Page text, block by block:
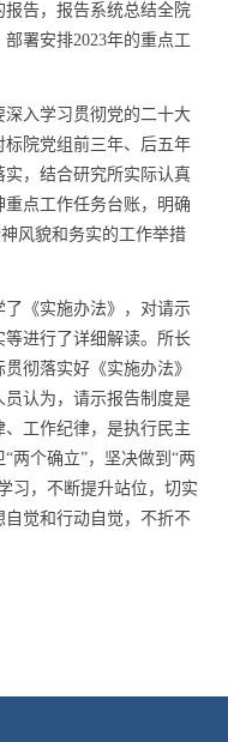
告，报告系统总结全院
部署安排2023年的重点工
入学习贯彻党的二十大
院党组前三年、后五年
，结合研究所实际认真
点工作任务台账，明确
风貌和务实的工作举措
《实施办法》，对请示
进行了详细解读。所长
彻落实好《实施办法》
认为，请示报告制度是
工作纪律，是执行民主
两个确立”，坚决做到“两
习，不断提升站位，切实
觉和行动自觉，不折不